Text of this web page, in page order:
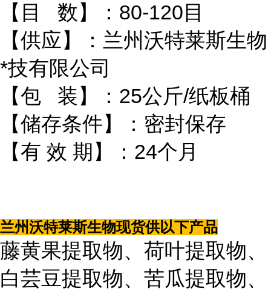
【目 数】：80-120目
【供应】：兰州沃特莱斯生物
*技有限公司
【包 装】：25公斤/纸板桶
【储存条件】：密封保存
【有 效 期】：24个月
兰州沃特莱斯生物现货供以下产品
藤黄果提取物、荷叶提取物、
白芸豆提取物、苦瓜提取物、